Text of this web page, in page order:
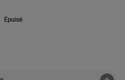
Épuisé